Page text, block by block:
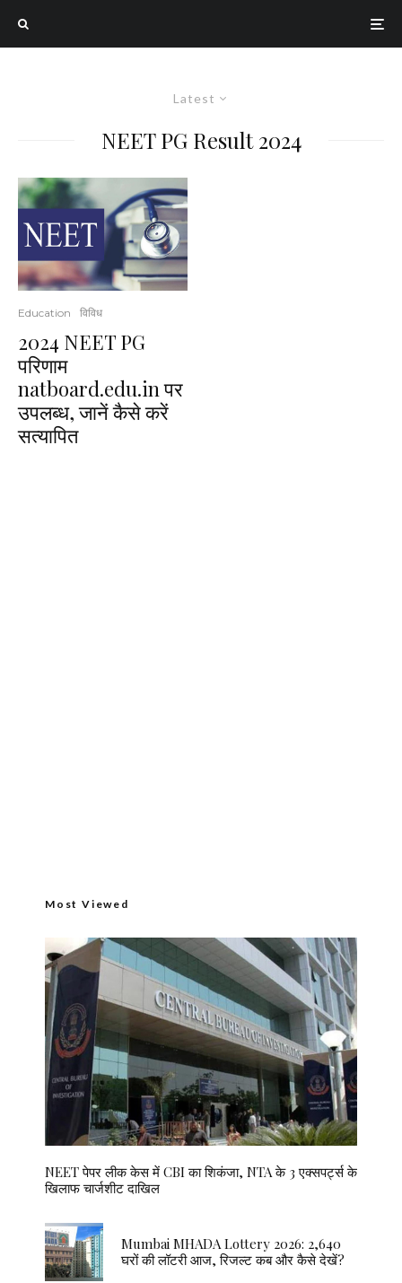
Latest
NEET PG Result 2024
Education विविध
2024 NEET PG
परिणाम
natboard.edu.in पर
उपलब्ध, जानें कैसे करें
सत्यापित
Most Viewed
NEET पेपर लीक केस में CBI का शिकंजा, NTA के 3 एक्सपर्ट्स के
खिलाफ चार्जशीट दाखिल
Mumbai MHADA Lottery 2026: 2,640
घरों की लॉटरी आज, रिजल्ट कब और कैसे देखें?